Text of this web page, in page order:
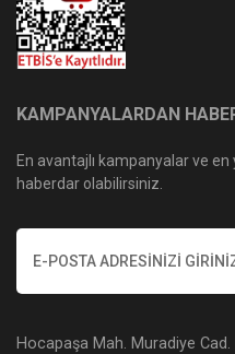
KAMPANYALARDAN
En avantajlı kampanyalar ve
haberdar olabilirsiniz.
Hocapaşa Mah. Muradiye